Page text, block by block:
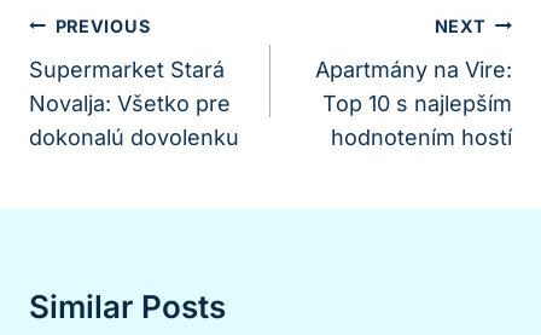
Navigácia
V
Článku
PREVIOUS
Supermarket Stará
Novalja: Všetko pre
dokonalú dovolenku
NEXT
Apartmány na Vire:
Top 10 s najlepším
hodnotením hostí
Similar Posts